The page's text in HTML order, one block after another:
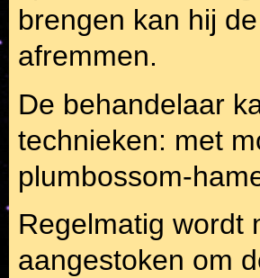
brengen kan hij
afremmen.
De behandelaar
technieken: met
plumbossom-
Regelmatig wordt
aangestoken om